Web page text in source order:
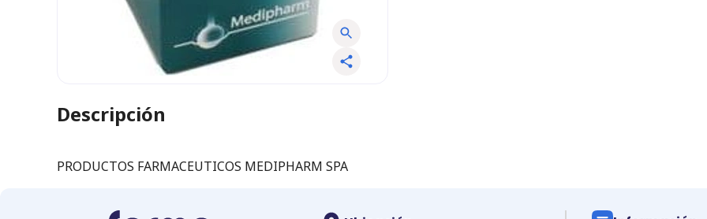
Descripción
PRODUCTOS FARMACEUTICOS MEDIPHARM SPA